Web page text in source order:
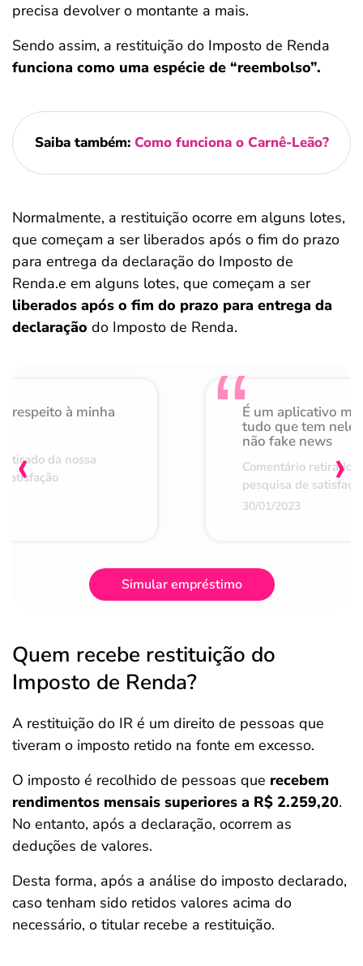
precisa devolver o montante a mais.
Sendo assim, a restituição do Imposto de Renda
funciona como uma espécie de “reembolso”.
Saiba também: Como funciona o Carnê-Leão?
Normalmente, a restituição ocorre em alguns lotes,
que começam a ser liberados após o fim do prazo
para entrega da declaração do Imposto de
Renda.e em alguns lotes, que começam a ser
liberados após o fim do prazo para entrega da
declaração do Imposto de Renda.
respeito à minha
da nossa
É um aplicativo
tudo que tem nele
não fake news
Comentário retirado
pesquisa de
30/01/2023
‹ ›
Simular empréstimo
Quem recebe restituição do
Imposto de Renda?
A restituição do IR é um direito de pessoas que
tiveram o imposto retido na fonte em excesso.
O imposto é recolhido de pessoas que recebem
rendimentos mensais superiores a R$ 2.259,20.
No entanto, após a declaração, ocorrem as
deduções de valores.
Desta forma, após a análise do imposto declarado,
caso tenham sido retidos valores acima do
necessário, o titular recebe a restituição.